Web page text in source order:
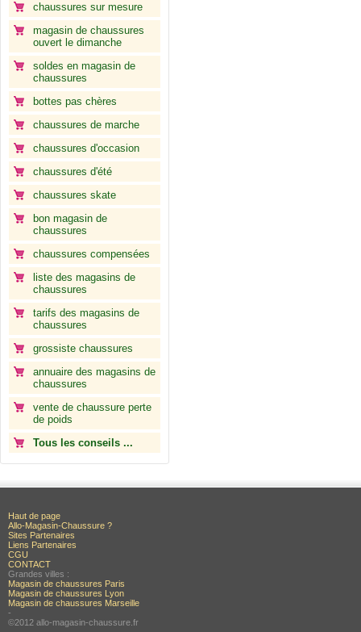
chaussures sur mesure
magasin de chaussures
ouvert le dimanche
soldes en magasin de
chaussures
bottes pas chères
chaussures de marche
chaussures d'occasion
chaussures d'été
chaussures skate
bon magasin de
chaussures
chaussures compensées
liste des magasins de
chaussures
tarifs des magasins de
chaussures
grossiste chaussures
annuaire des magasins de
chaussures
vente de chaussure perte
de poids
Tous les conseils ...
Haut de page
Allo-Magasin-Chaussure ?
Sites Partenaires
Liens Partenaires
CGU
CONTACT
Grandes villes :
Magasin de chaussures Paris
Magasin de chaussures Lyon
Magasin de chaussures Marseille
-
©2012 allo-magasin-chaussure.fr